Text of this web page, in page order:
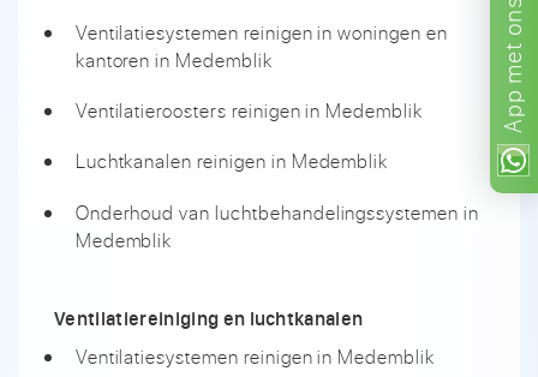
App
met
ons!
Ventilatiesystemen reinigen in woningen en
kantoren in Medemblik
Ventilatieroosters reinigen in Medemblik
Luchtkanalen reinigen in Medemblik
Onderhoud van luchtbehandelingssystemen in
Medemblik
Ventilatiereiniging en luchtkanalen
Ventilatiesystemen reinigen in Medemblik